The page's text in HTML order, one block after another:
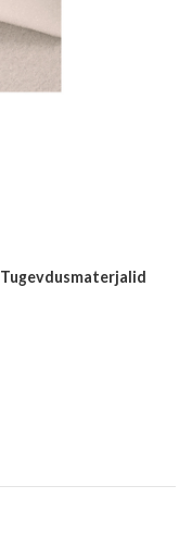
Tugevdusmaterjalid